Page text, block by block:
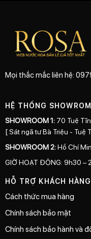
Mọi thắc mắc liên hệ:
HỆ THỐNG SHOWROM
SHOWROOM 1: 70 Tuệ
[ Sát ngã tư Bà Triệu - Tuệ
SHOWROOM 2:Hồ Chí
GIỜ HOẠT ĐỘNG: 9h30 –
HỖ TRỢ KHÁCH HÀNG
Cách thức mua hàng
Chính sách bảo mật
Chính sách bảo hành và